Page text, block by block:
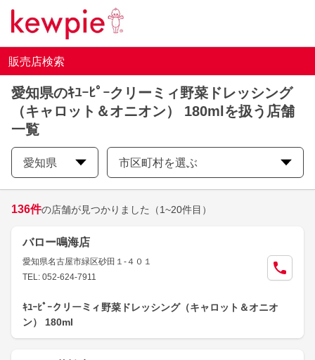
販売店検索
愛知県のｷﾕｰﾋﾟｰクリーミィ野菜ドレッシング
（キャロット＆オニオン） 180mlを扱う店舗
一覧
愛知県 市区町村を選ぶ
136件の店舗が見つかりました （1~20件目）
バロー鳴海店
愛知県名古屋市緑区砂田１-４０１
TEL: 052-624-7911
ｷﾕｰﾋﾟｰクリーミィ野菜ドレッシング（キャロット＆オニオ
ン） 180ml